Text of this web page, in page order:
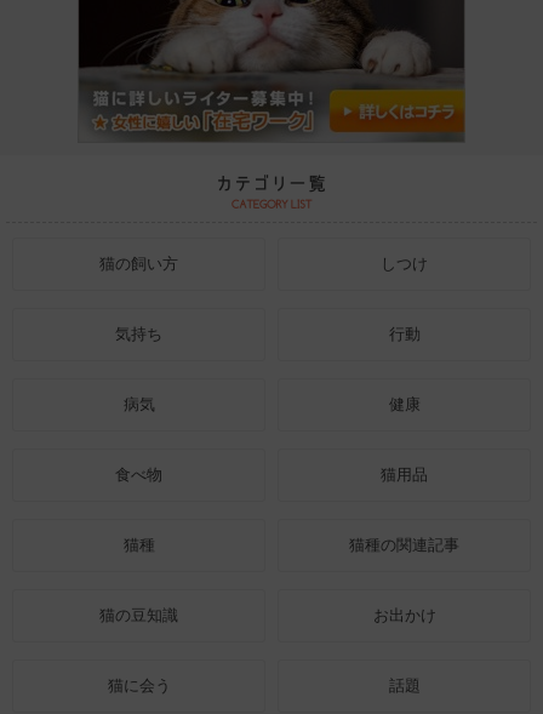
猫の飼い方 しつけ
気持ち 行動
病気 健康
食べ物 猫用品
猫種 猫種の関連記事
猫の豆知識 お出かけ
猫に会う 話題